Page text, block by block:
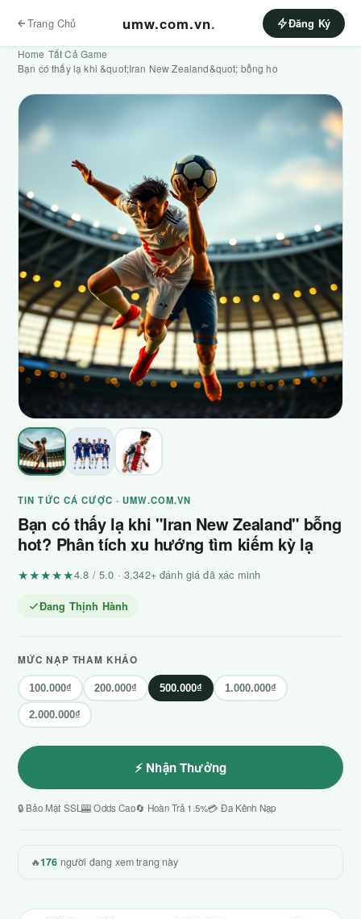
Trang Chủ umw.com.vn. Đăng Ký
Home Tất Cả Game
Bạn có thấy lạ khi &quot;Iran New Zealand&quot; bỗng ho
TIN TỨC CÁ CƯỢC · UMW.COM.VN
Bạn có thấy lạ khi "Iran New Zealand" bỗng
hot? Phân tích xu hướng tìm kiếm kỳ lạ
★★★★★4.8 / 5.0 · 3,342+ đánh giá đã xác minh
Đang Thịnh Hành
MỨC NẠP THAM KHẢO
100.000₫ 200.000₫ 500.000₫ 1.000.000₫
2.000.000₫
⚡ Nhận Thưởng
🔒 Bảo Mật SSL🎰 Odds Cao🔄 Hoàn Trả 1.5%💳 Đa Kênh Nạp
🔥176 người đang xem trang này